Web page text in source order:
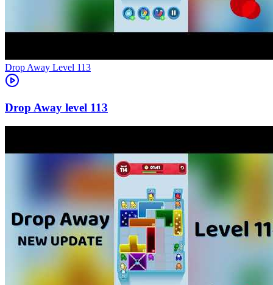
Level 113
113